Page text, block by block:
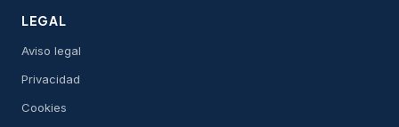
LEGAL
Aviso legal
Privacidad
Cookies